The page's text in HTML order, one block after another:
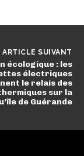
ARTICLE SUIVANT
écologique : les
électriques
le relais des
sur la
de Guérande